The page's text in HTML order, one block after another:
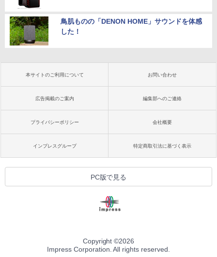
鳥肌ものの「DENON HOME」サウンドを体感
した！
本サイトのご利用について お問い合わせ
広告掲載のご案内 編集部へのご連絡
プライバシーポリシー 会社概要
インプレスグループ 特定商取引法に基づく表示
PC版で見る
Copyright ©2026
Impress Corporation. All rights reserved.